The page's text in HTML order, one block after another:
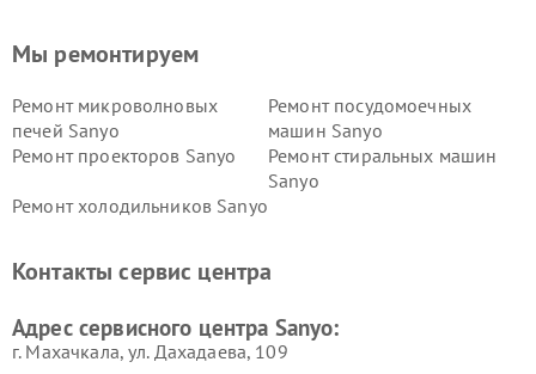
Мы ремонтируем
Ремонт микроволновых
печей Sanyo
Ремонт посудомоечных
машин Sanyo
Ремонт проекторов Sanyo
Ремонт стиральных машин
Sanyo
Ремонт холодильников Sanyo
Контакты сервис центра
Адрес сервисного центра Sanyo:
г. Махачкала, ул. Дахадаева, 109